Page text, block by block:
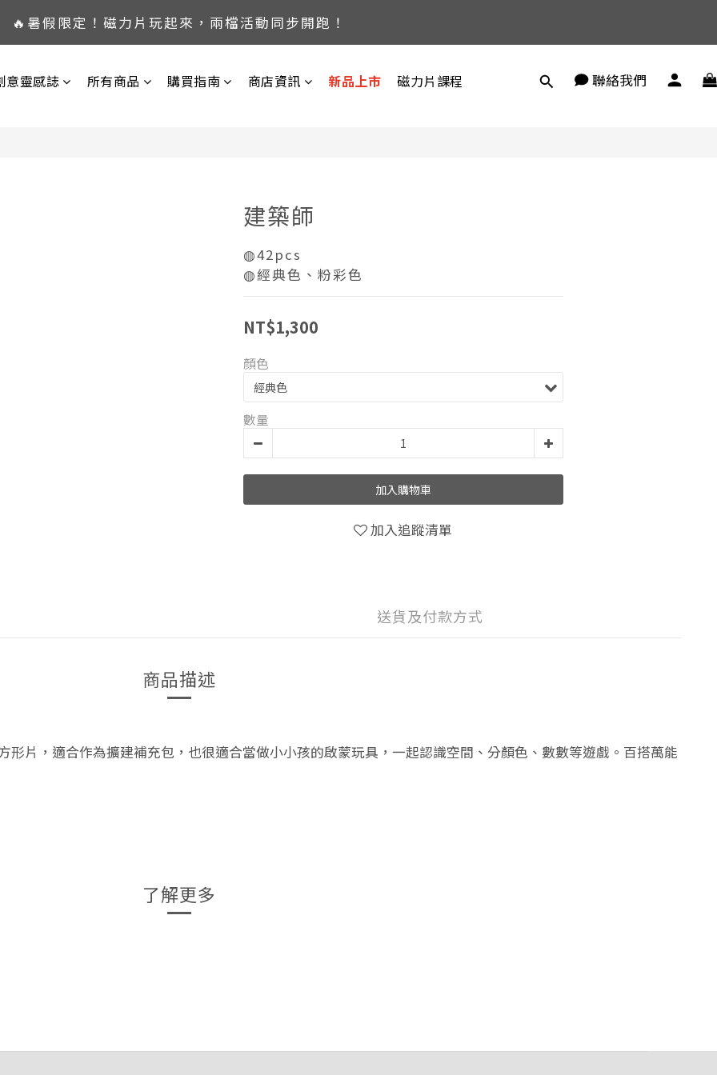
🔥暑假限定！磁力片玩起來，兩檔活動同步開跑！
🔥暑假限定！磁力片玩起來，兩檔活動同步開跑！
聯絡我們
意靈感誌 所有商品 購買指南 商店資訊 新品上市 磁力片課程
建築師
◍42pcs
◍經典色、粉彩色
NT$1,300
顏色
數量
加入購物車
加入追蹤清單
送貨及付款方式
商品描述
形片，適合作為擴建補充包，也很適合當做小小孩的啟蒙玩具，一起認識空間、分顏色、數數等遊戲。百搭萬能
了解更多